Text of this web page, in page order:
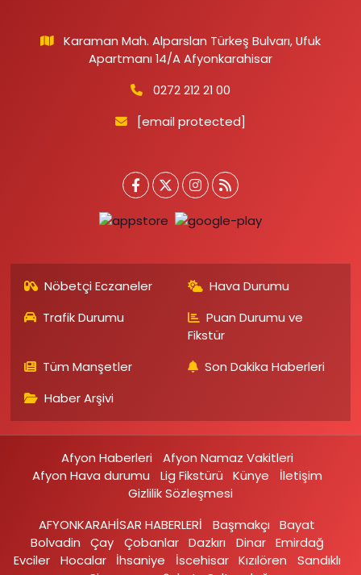
Karaman Mah. Alparslan Türkeş Bulvarı, Ufuk
Apartmanı 14/A Afyonkarahisar
0272 212 21 00
[email protected]
Nöbetçi Eczaneler
Hava Durumu
Trafik Durumu
Puan Durumu ve
Fikstür
Tüm Manşetler
Son Dakika Haberleri
Haber Arşivi
Afyon Haberleri
Afyon Namaz Vakitleri
Afyon Hava durumu
Lig Fikstürü Künye
İletişim
Gizlilik Sözleşmesi
AFYONKARAHİSAR HABERLERİ
Başmakçı
Bayat
Bolvadin
Çay Çobanlar Dazkırı Dinar Emirdağ‎
Evciler‎
Hocalar İhsaniye‎ İscehisar Kızılören‎
Sandıklı‎